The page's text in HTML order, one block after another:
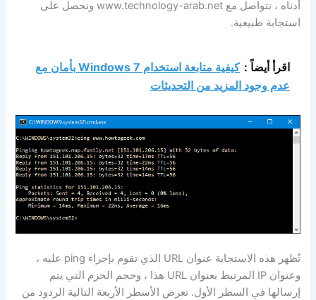
أدناه ، نتواصل مع www.technology-arab.net ونحصل على
استجابة طبيعية.
اقرأ أيضاً :
كيفية متابعة استخدام Windows 7 بأمان مع
عدم وجود المزيد من التحديثات
تُظهر هذه الاستجابة عنوان URL الذي تقوم بإجراء ping عليه ،
وعنوان IP المرتبط بعنوان URL هذا ، وحجم الحزم التي يتم
إرسالها في السطر الأول. تعرض الأسطر الأربعة التالية الردود من